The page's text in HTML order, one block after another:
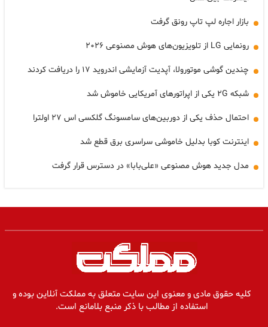
بازار اجاره لپ تاپ رونق گرفت
رونمایی LG از تلویزیون‌های هوش مصنوعی ۲۰۲۶
چندین گوشی موتورولا، آپدیت آزمایشی اندروید ۱۷ را دریافت کردند
شبکه ۲G یکی از اپراتورهای آمریکایی خاموش شد
احتمال حذف یکی از دوربین‌های سامسونگ گلکسی اس ۲۷ اولترا
اینترنت کوبا بدلیل خاموشی سراسری برق قطع شد
مدل جدید هوش مصنوعی «علی‌بابا» در دسترس قرار گرفت
کلیه حقوق مادی و معنوی این سایت متعلق به مملکت آنلاین بوده و
استفاده از مطالب با ذکر منبع بلامانع است.